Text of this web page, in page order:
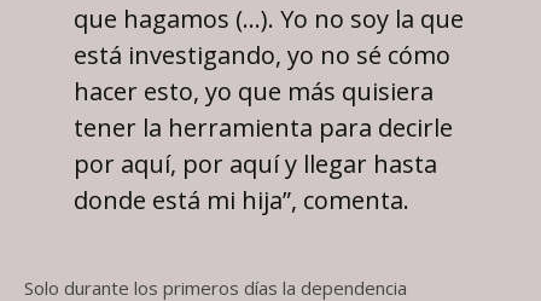
que hagamos (…). Yo no soy la que
está investigando, yo no sé cómo
hacer esto, yo que más quisiera
tener la herramienta para decirle
por aquí, por aquí y llegar hasta
donde está mi hija”, comenta.
Solo durante los primeros días la dependencia